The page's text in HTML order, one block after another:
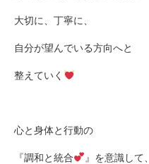
大切に、丁寧に、
自分が望んでいる方向へと
整えていく
心と身体と行動の
『調和と統合 』を意識して、